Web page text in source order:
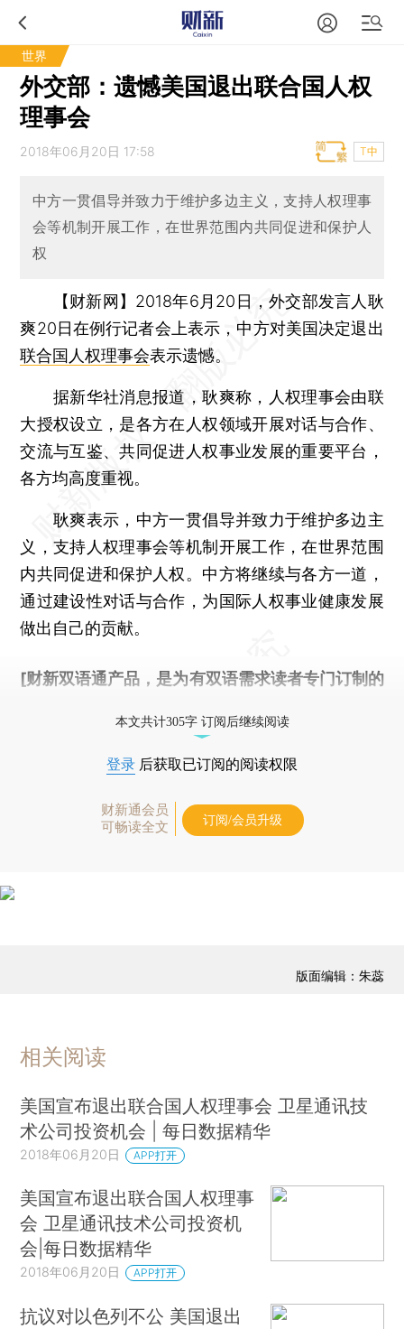
世界
外交部：遗憾美国退出联合国人权
理事会
2018年06月20日 17:58 T中
中方一贯倡导并致力于维护多边主义，支持人权理事
会等机制开展工作，在世界范围内共同促进和保护人
权
【财新网】 2018年6月20日，外交部发言人耿
爽20日在例行记者会上表示，中方对美国决定退出
联合国人权理事会表示遗憾。
据新华社消息报道，耿爽称，人权理事会由联
大授权设立，是各方在人权领域开展对话与合作、
交流与互鉴、共同促进人权事业发展的重要平台，
各方均高度重视。
耿爽表示，中方一贯倡导并致力于维护多边主
义，支持人权理事会等机制开展工作，在世界范围
内共同促进和保护人权。中方将继续与各方一道，
通过建设性对话与合作，为国际人权事业健康发展
做出自己的贡献。
[财新双语通产品，是为有双语需求读者专门订制的
本文共计305字 订阅后继续阅读
登录 后获取已订阅的阅读权限
财新通会员
可畅读全文
订阅/会员升级
版面编辑：朱蕊
相关阅读
美国宣布退出联合国人权理事会 卫星通讯技
术公司投资机会 | 每日数据精华
2018年06月20日 APP打开
美国宣布退出联合国人权理事
会 卫星通讯技术公司投资机
会|每日数据精华
2018年06月20日 APP打开
抗议对以色列不公 美国退出